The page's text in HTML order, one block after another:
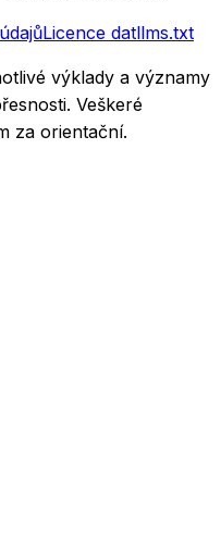
Licence datllms.txt
výklady a významy
Veškeré
za orientační.